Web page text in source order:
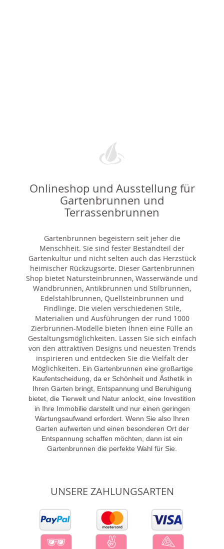
Onlineshop und Ausstellung für
Gartenbrunnen und
Terrassenbrunnen
Gartenbrunnen begeistern seit jeher die
Menschheit. Sie sind fester Bestandteil der
Gartenkultur und nicht selten auch das Herzstück
heimischer Rückzugsorte. Dieser Gartenbrunnen
Shop bietet Natursteinbrunnen, Wasserwände und
Wandbrunnen, Antikbrunnen und Stilbrunnen,
Edelstahlbrunnen, Quellsteinbrunnen und
Findlinge. Die vielen verschiedenen Stile,
Materialien und Ausführungen der rund 1000
Zierbrunnen-Modelle bieten Ihnen eine Fülle an
Gestaltungsmöglichkeiten. Lassen Sie sich einfach
von den attraktiven Designs und neuesten Trends
inspirieren und entdecken Sie die Vielfalt der
Möglichkeiten. Ein Gartenbrunnen eine großartige
Kaufentscheidung, da er Schönheit und Ästhetik in
Ihren Garten bringt, Entspannung und Beruhigung
bietet, die Tierwelt und Natur anlockt, eine Investition
in Ihre Immobilie darstellt und nur einen geringen
Wartungsaufwand erfordert. Wenn Sie also Ihren
Garten aufwerten und einen besonderen Ort der
Entspannung schaffen möchten, dann ist ein
Gartenbrunnen die perfekte Wahl für Sie.
UNSERE ZAHLUNGSARTEN